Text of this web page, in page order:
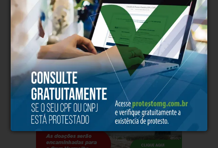
17°
25°
15°
29°
14°
31°
14°
33°
17°
PUBLICIDADE